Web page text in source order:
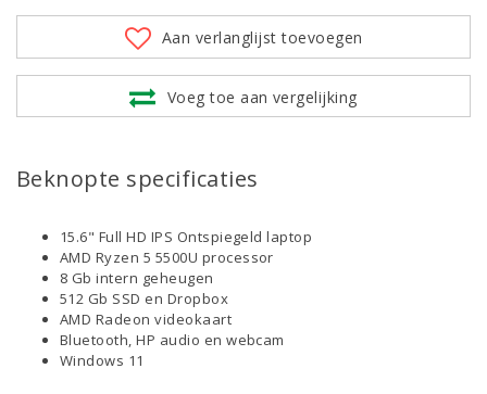
Aan verlanglijst toevoegen
Voeg toe aan vergelijking
Beknopte specificaties
15.6" Full HD IPS Ontspiegeld laptop
AMD Ryzen 5 5500U processor
8 Gb intern geheugen
512 Gb SSD en Dropbox
AMD Radeon videokaart
Bluetooth, HP audio en webcam
Windows 11